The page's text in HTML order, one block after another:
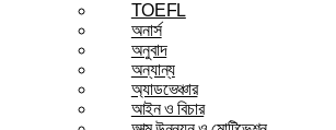
TOEFL
অনার্স
অনুবাদ
অন্যান্য
অ্যাডভেঞ্চার
আইন ও বিচার